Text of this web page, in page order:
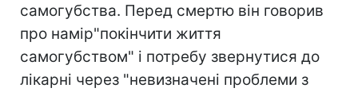
самогубства. Перед смертю він говорив
про намір"покінчити життя
самогубством" і потребу звернутися до
лікарні через "невизначені проблеми з